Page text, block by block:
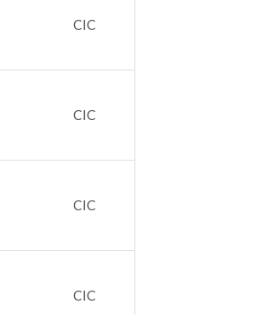
CIC
CIC
CIC
CIC